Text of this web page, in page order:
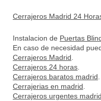
Cerrajeros Madrid 24
Instalacion de Puertas
En caso de necesidad
Cerrajeros Madrid
Cerrajeros 24 horas
Cerrajeros baratos madrid
Cerrajerias en madrid
Cerrajeros urgentes madrid